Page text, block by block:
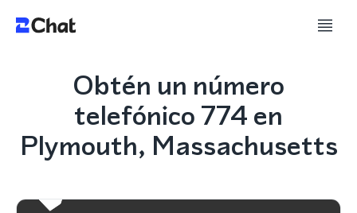
Obtén un número
telefónico 774 en
Plymouth, Massachusetts